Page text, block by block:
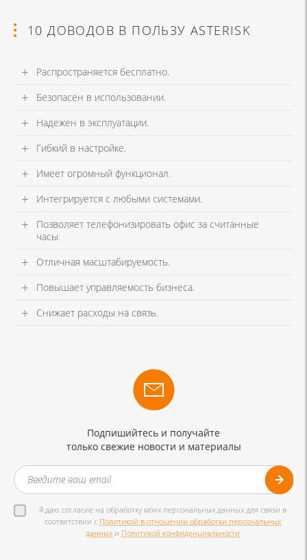
10 ДОВОДОВ В ПОЛЬЗУ ASTERISK
Распространяется бесплатно.
Безопасен в использовании.
Надежен в эксплуатации.
Гибкий в настройке.
Имеет огромный функционал.
Интегрируется с любыми системами.
Позволяет телефонизировать офис за считанные
часы.
Отличная масштабируемость.
Повышает управляемость бизнеса.
Снижает расходы на связь.
Подпишийтесь и получайте
только свежие новости и материалы
Я даю согласие на обработку моих персональных данных для связи в
соответствии с Политикой в отношении обработки персональных
данных и Политикой конфиденциальности